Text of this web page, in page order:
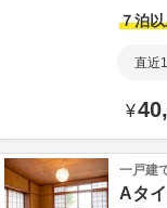
７泊
直近
¥
一戸建
Aタ